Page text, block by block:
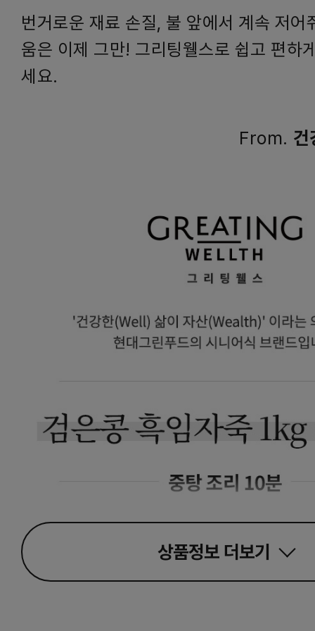
번거로운 재료 손질, 불 앞에서 계속 저어
움은 이제 그만! 그리팅웰스로 쉽고 편하
세요.
From. 건
상품정보 더보기